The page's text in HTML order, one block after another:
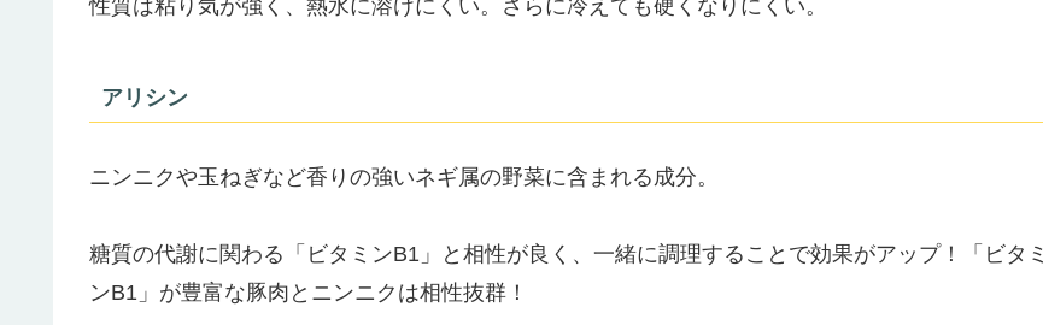
性質は粘り気が強く、熱水に溶けにくい。さらに冷えても硬くなりにくい。
アリシン
ニンニクや玉ねぎなど香りの強いネギ属の野菜に含まれる成分。
糖質の代謝に関わる「ビタミンB1」と相性が良く、一緒に調理することで効果がアップ！「ビタミ
ンB1」が豊富な豚肉とニンニクは相性抜群！